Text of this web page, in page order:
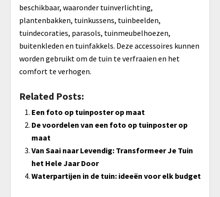
beschikbaar, waaronder tuinverlichting,
plantenbakken, tuinkussens, tuinbeelden,
tuindecoraties, parasols, tuinmeubelhoezen,
buitenkleden en tuinfakkels. Deze accessoires kunnen
worden gebruikt om de tuin te verfraaien en het
comfort te verhogen.
Related Posts:
Een foto op tuinposter op maat
De voordelen van een foto op tuinposter op
maat
Van Saai naar Levendig: Transformeer Je Tuin
het Hele Jaar Door
Waterpartijen in de tuin: ideeën voor elk budget